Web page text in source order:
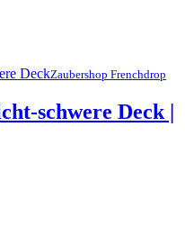
Zaubershop Frenchdrop
schwere Deck |